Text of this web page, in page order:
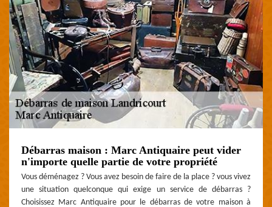
Débarras maison : Marc Antiquaire peut vider
n'importe quelle partie de votre propriété
Vous déménagez ? Vous avez besoin de faire de la place ? vous vivez
une situation quelconque qui exige un service de débarras ?
Choisissez Marc Antiquaire pour le débarras de votre maison à